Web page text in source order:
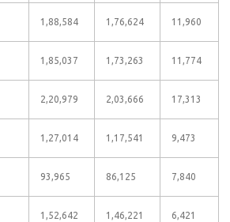
1,88,584 1,76,624 11,960
1,85,037 1,73,263 11,774
2,20,979 2,03,666 17,313
1,27,014 1,17,541 9,473
93,965 86,125 7,840
1,52,642 1,46,221 6,421